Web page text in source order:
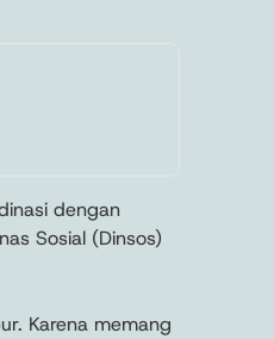
dengan
Sosial (Dinsos)
Karena memang